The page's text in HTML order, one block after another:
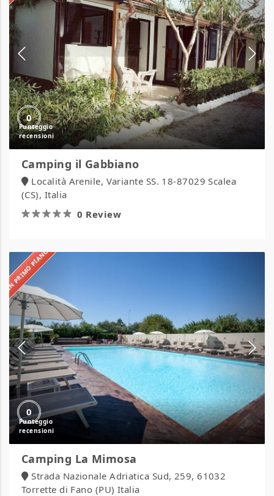
0
Camping il Gabbiano
Località Arenile, Variante SS. 18-87029 Scalea
(CS), Italia
0 Review
IN PRIMO PIANO
0
Camping La Mimosa
Strada Nazionale Adriatica Sud, 259, 61032
Torrette di Fano (PU) Italia